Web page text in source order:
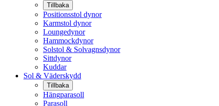
Tillbaka
Positionsstol dynor
Karmstol dynor
Loungedynor
Hammockdynor
Solstol & Solvagnsdynor
Sittdynor
Kuddar
Sol & Väderskydd
Tillbaka
Hängparasoll
Parasoll